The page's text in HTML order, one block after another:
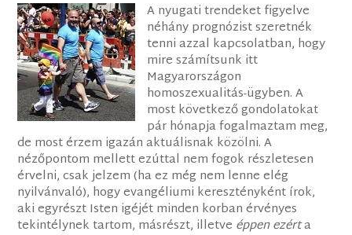
A nyugati trendeket figyelve
néhány prognózist szeretnék
tenni azzal kapcsolatban, hogy
mire számítsunk itt
Magyarországon
homoszexualitás-ügyben. A
most következő gondolatokat
pár hónapja fogalmaztam meg,
de most érzem igazán aktuálisnak közölni. A
nézőpontom mellett ezúttal nem fogok részletesen
érvelni, csak jelzem (ha ez még nem lenne elég
nyilvánvaló), hogy evangéliumi keresztényként írok,
aki egyrészt Isten igéjét minden korban érvényes
tekintélynek tartom, másrészt, illetve éppen ezérta